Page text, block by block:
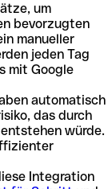
um
bevorzugten
manueller
jeden Tag
mit Google
automatisch
das durch
würde.
Integration